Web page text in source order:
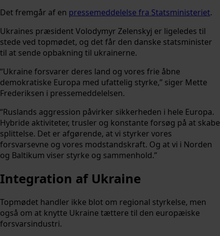
Det fremgår af en pressemeddelelse fra Statsministeriet.
Ukraines præsident Volodymyr Zelenskyj er ligeledes til
stede ved topmødet, og det får den danske statsminister
til at sende opbakning til ukrainerne.
“Ukraine forsvarer deres land og vores frie åbne
demokratiske Europa med ufattelig styrke,” siger Mette
Frederiksen i pressemeddelelsen.
“Ruslands aggression påvirker sikkerheden i hele Europa.
Hybride aktiviteter, trusler og konstante forsøg på at skabe
splittelse. Det er afgørende, at vi styrker vores
forsvarsevne og vores modstandskraft. Og at vi i Norden
og Baltikum viser styrke og sammenhold.”
Integration af Ukraine
Topmødet handler ikke blot om regional styrkelse, men
også om at knytte Ukraine tættere til den europæiske
forsvarsindustri.